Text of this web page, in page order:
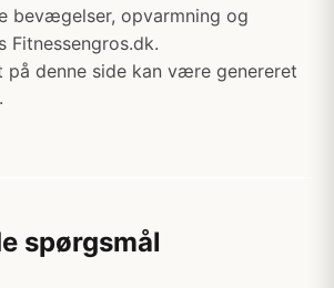
bevægelser, opvarmning og
Fitnessengros.dk.
på denne side kan være genereret
spørgsmål